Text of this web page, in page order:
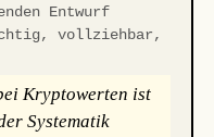
Entwurf
vollziehbar,
Kryptowerten ist
Systematik